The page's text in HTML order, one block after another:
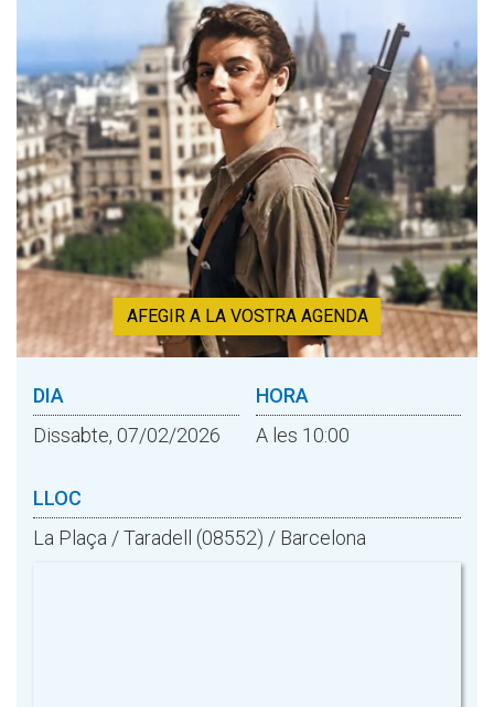
AFEGIR A LA VOSTRA AGENDA
DIA
Dissabte, 07/02/2026
HORA
A les 10:00
LLOC
La Plaça / Taradell (08552) / Barcelona